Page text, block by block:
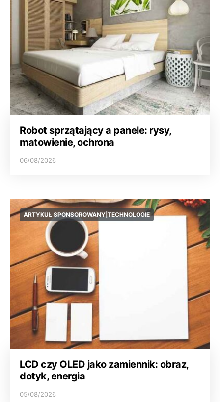
Robot sprzątający a panele: rysy,
matowienie, ochrona
06/08/2026
ARTYKUŁ SPONSOROWANY|TECHNOLOGIE
LCD czy OLED jako zamiennik: obraz,
dotyk, energia
05/08/2026